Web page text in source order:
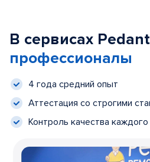
В сервисах
профессионалы
4 года средний опыт
Аттестация со строгими
Контроль качества каждого